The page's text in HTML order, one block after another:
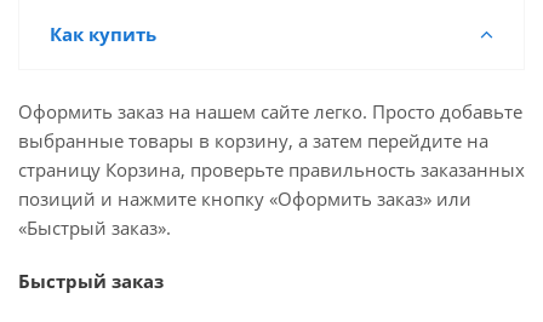
Как купить
Оформить заказ на нашем сайте легко. Просто добавьте
выбранные товары в корзину, а затем перейдите на
страницу Корзина, проверьте правильность заказанных
позиций и нажмите кнопку «Оформить заказ» или
«Быстрый заказ».
Быстрый заказ